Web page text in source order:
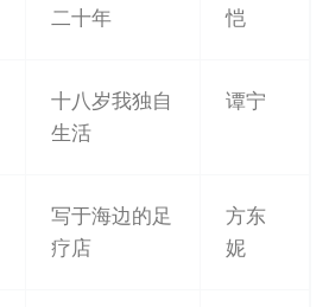
二十年
恺
十八岁我独自
生活
谭宁
写于海边的足
疗店
方东
妮